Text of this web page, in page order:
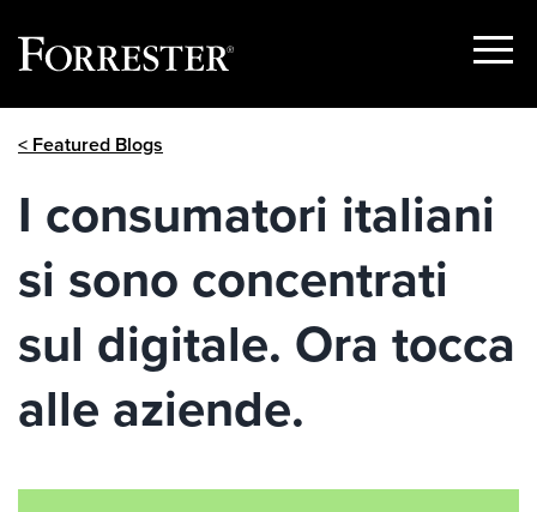
Show
< Featured Blogs
I consumatori italiani
si sono concentrati
sul digitale. Ora tocca
alle aziende.